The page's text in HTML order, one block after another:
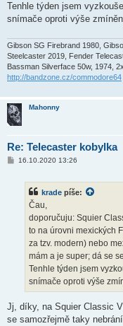
Tenhle týden jsem
snímače oproti výše
Gibson SG Firebrand 1980,
Steelcaster 2019, Fender
Bassman Silverface 50w, 1974,
http://bandzone.cz/commodore64
Mahonny
Re: Telecaster kobylka
P16.10.2020 13:26
krade píše:
Čau,
doporučuju: Squier
to na úrovni mexických
za tzv. modern) nebo
mám a je super; dá se
Tenhle týden jsem
snímače oproti výše
Jj, díky, na Squier Classic
se samozřejmě taky